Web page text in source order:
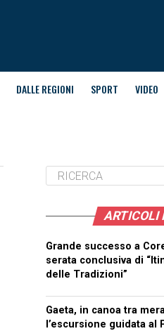
DALLE REGIONI SPORT VIDEO
ARTICOLI
Grande successo a
serata conclusiva di
delle Tradizioni”
Gaeta, in canoa tra
l’escursione guidata al